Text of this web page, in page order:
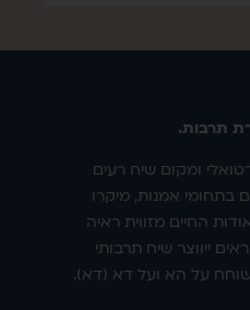
תרבות.
ומקום שיח רעים
בתחומי אמנות, מיקרו
החיים מזווית ראיה
ייווצר שיח תרבותי
על הא ועל דא (דא).